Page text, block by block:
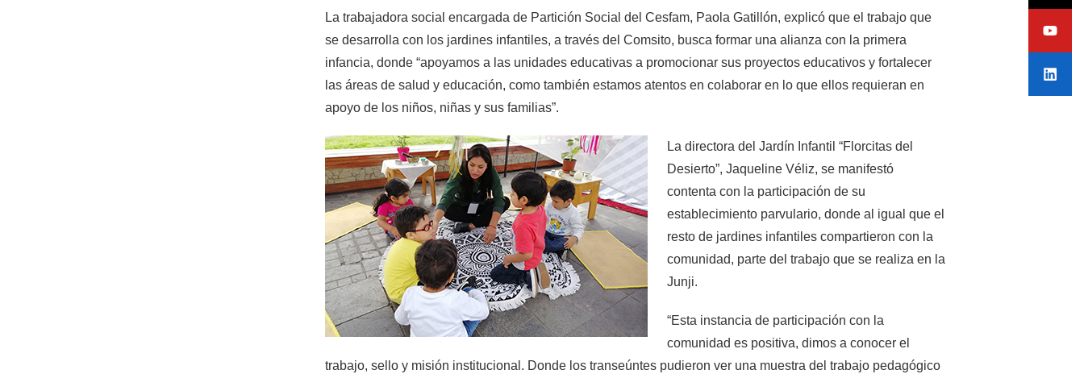
La trabajadora social encargada de Partición Social del Cesfam, Paola Gatillón, explicó que el trabajo que
se desarrolla con los jardines infantiles, a través del Comsito, busca formar una alianza con la primera
infancia, donde “apoyamos a las unidades educativas a promocionar sus proyectos educativos y fortalecer
las áreas de salud y educación, como también estamos atentos en colaborar en lo que ellos requieran en
apoyo de los niños, niñas y sus familias”.
La directora del Jardín Infantil “Florcitas del
Desierto”, Jaqueline Véliz, se manifestó
contenta con la participación de su
establecimiento parvulario, donde al igual que el
resto de jardines infantiles compartieron con la
comunidad, parte del trabajo que se realiza en la
Junji.
“Esta instancia de participación con la
comunidad es positiva, dimos a conocer el
trabajo, sello y misión institucional. Donde los transeúntes pudieron ver una muestra del trabajo pedagógico